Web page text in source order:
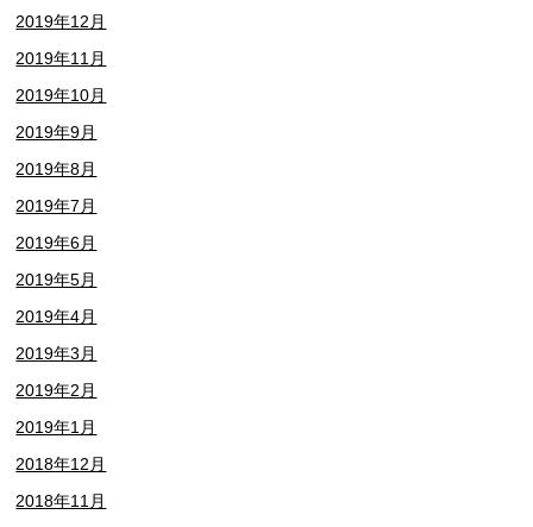
2019年12月
2019年11月
2019年10月
2019年9月
2019年8月
2019年7月
2019年6月
2019年5月
2019年4月
2019年3月
2019年2月
2019年1月
2018年12月
2018年11月